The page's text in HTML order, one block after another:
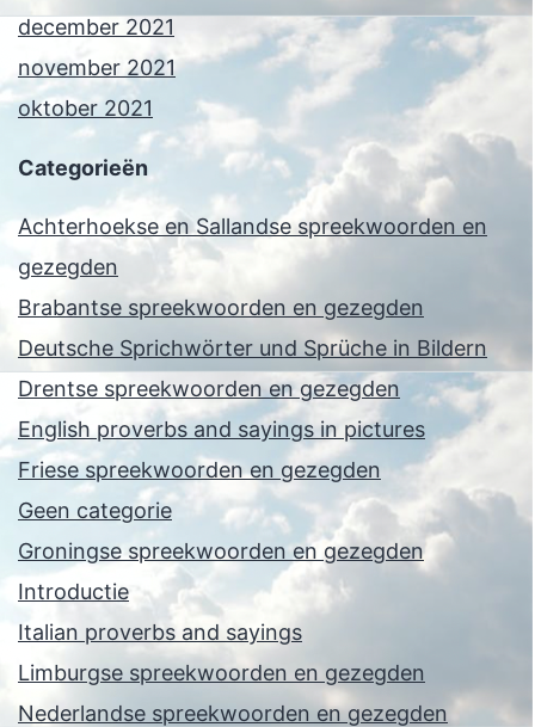
december 2021
november 2021
oktober 2021
Categorieën
Achterhoekse en Sallandse spreekwoorden en
gezegden
Brabantse spreekwoorden en gezegden
Deutsche Sprichwörter und Sprüche in Bildern
Drentse spreekwoorden en gezegden
English proverbs and sayings in pictures
Friese spreekwoorden en gezegden
Geen categorie
Groningse spreekwoorden en gezegden
Introductie
Italian proverbs and sayings
Limburgse spreekwoorden en gezegden
Nederlandse spreekwoorden en gezegden